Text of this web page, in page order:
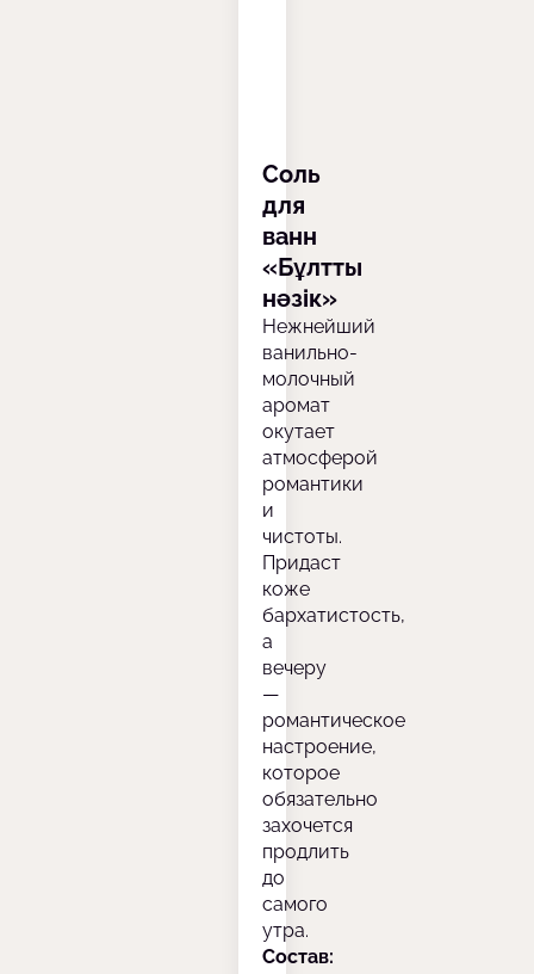
Соль
для
ванн
«Бұлтты
нәзік»
Нежнейший
ванильно-
молочный
аромат
окутает
атмосферой
романтики
и
чистоты.
Придаст
коже
бархатистость,
а
вечеру
—
романтическое
настроение,
которое
обязательно
захочется
продлить
до
самого
утра.
Состав: